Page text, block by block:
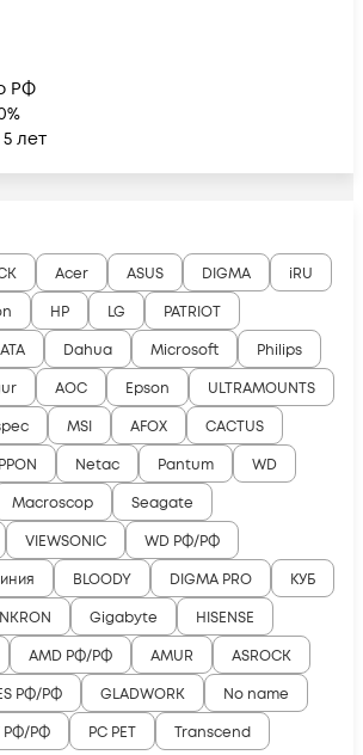
РФ
лет
Acer ASUS DIGMA
iRU
HP LG
PATRIOT
Dahua Microsoft
Philips
AOC Epson
ULTRAMOUNTS
MSI AFOX
CACTUS
Netac Pantum
WD
Macroscop
Seagate
VIEWSONIC
WD РФ/РФ
BLOODY DIGMA PRO
КУБ
Gigabyte
HISENSE
AMD РФ/РФ AMUR
ASROCK
РФ/РФ GLADWORK
No name
РФ/РФ PC PET Transcend